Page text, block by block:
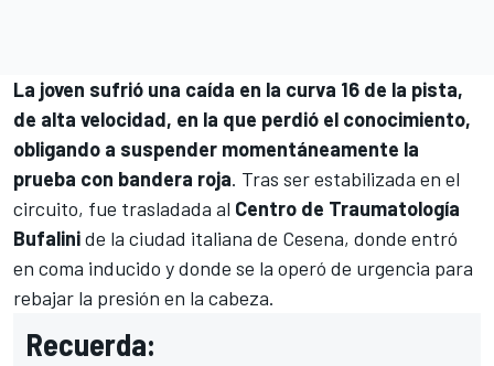
La joven sufrió una caída en la curva 16 de la pista,
de alta velocidad, en la que perdió el conocimiento,
obligando a suspender momentáneamente la
prueba con bandera roja. Tras ser estabilizada en el
circuito, fue trasladada al Centro de Traumatología
Bufalinide la ciudad italiana de Cesena, donde entró
en coma inducido y donde se la operó de urgencia para
rebajar la presión en la cabeza.
Recuerda: